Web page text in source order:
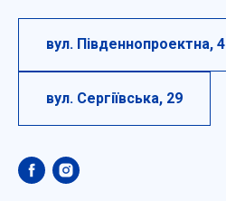
вул. Південнопроектна, 4
вул. Сергіївська, 29